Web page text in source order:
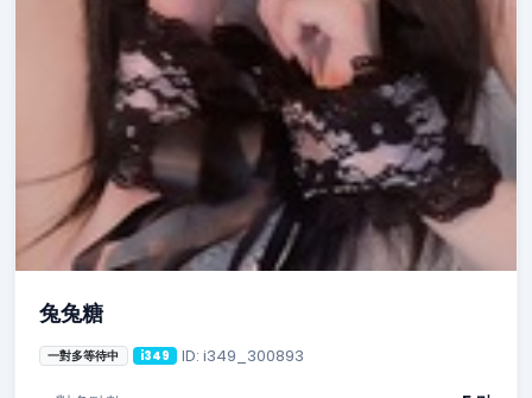
兔兔糖
一對多等待中 i349 ID: i349_300893